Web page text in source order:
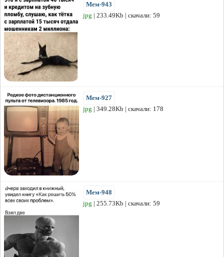
Мем-943
jpg | 233.49Kb | скачали: 59
Мем-927
jpg | 349.28Kb | скачали: 178
Мем-948
jpg | 255.73Kb | скачали: 59